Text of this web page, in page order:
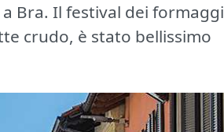
Bra. Il festival dei formaggi
crudo, è stato bellissimo